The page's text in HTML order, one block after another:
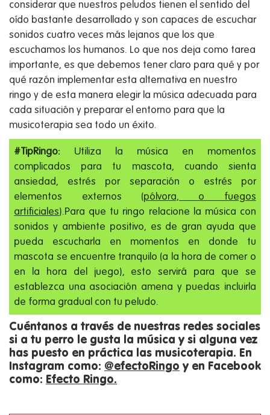
considerar que nuestros peludos tienen el sentido del
oído bastante desarrollado y son capaces de escuchar
sonidos cuatro veces más lejanos que los que
escuchamos los humanos. Lo que nos deja como tarea
importante, es que debemos tener claro para qué y por
qué razón implementar esta alternativa en nuestro
ringo y de esta manera elegir la música adecuada para
cada situación y preparar el entorno para que la
musicoterapia sea todo un éxito.
#TipRingo: Utiliza la música en momentos
complicados para tu mascota, cuando sienta
ansiedad, estrés por separación o estrés por
elementos externos (pólvora, o fuegos
artificiales).Para que tu ringo relacione la música con
sonidos y ambiente positivo, es de gran ayuda que
pueda escucharla en momentos en donde tu
mascota se encuentre tranquilo (a la hora de comer o
en la hora del juego), esto servirá para que se
establezca una asociación amena y puedas incluirla
de forma gradual con tu peludo.
Cuéntanos a través de nuestras redes sociales
si a tu perro le gusta la música y si alguna vez
has puesto en práctica las musicoterapia. En
Instagram como: @efectoRingo y en Facebook
como: Efecto Ringo.